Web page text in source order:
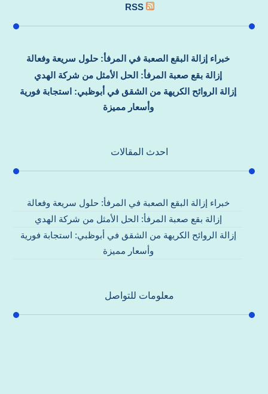
RSS
خبراء إزالة البقع الصعبة في المرفأ: حلول سريعة وفعالة
إزالة بقع صعبة المرفأ: الحل الأمثل من شركة الهدي
إزالة الروائح الكريهة من الشقق في أبوظبي: استجابة فورية
وأسعار مميزة
احدث المقالات
خبراء إزالة البقع الصعبة في المرفأ: حلول سريعة وفعالة
إزالة بقع صعبة المرفأ: الحل الأمثل من شركة الهدي
إزالة الروائح الكريهة من الشقق في أبوظبي: استجابة فورية
وأسعار مميزة
معلومات للتواصل